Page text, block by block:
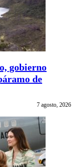
gobierno
de
7 agosto, 2026